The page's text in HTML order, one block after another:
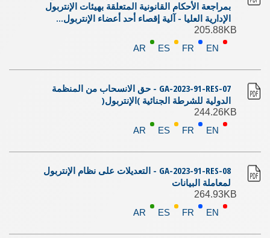
بمراجعة الأحكام القانونية المتعلقة بهيئات الإنتربول
الإدارية العليا - آلية إقصاء أحد أعضاء الإنتربول...
205.88KB
EN
FR
ES
AR
GA-2023-91-RES-07 - حق الانسحاب من المنظمة
الدولية للشرطة الجنائية )الإنتربول(
244.26KB
EN
FR
ES
AR
GA-2023-91-RES-08 - التعديلات على نظام الإنتربول
لمعاملة البيانات
264.93KB
EN
FR
ES
AR